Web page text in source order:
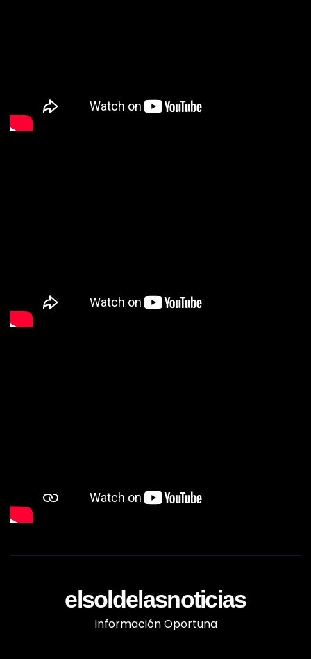
elsoldelasnoticias
Información Oportuna